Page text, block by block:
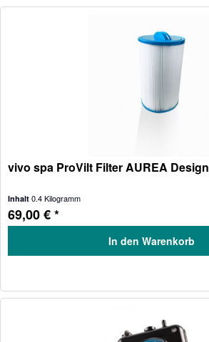
vivo spa ProVilt Filter AUREA Design
Inhalt0.4 Kilogramm
69,00 € *
In den Warenkorb